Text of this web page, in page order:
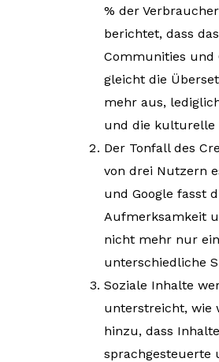
% der
berichtet, dass
Communities und
gleicht die
mehr aus,
und die kulturelle
Der Tonfall des
von drei Nutzern
und Google fasst
Aufmerksamkeit
nicht mehr nur
unterschiedliche
Soziale Inhalte
unterstreicht, wie
hinzu, dass
sprachgesteuerte